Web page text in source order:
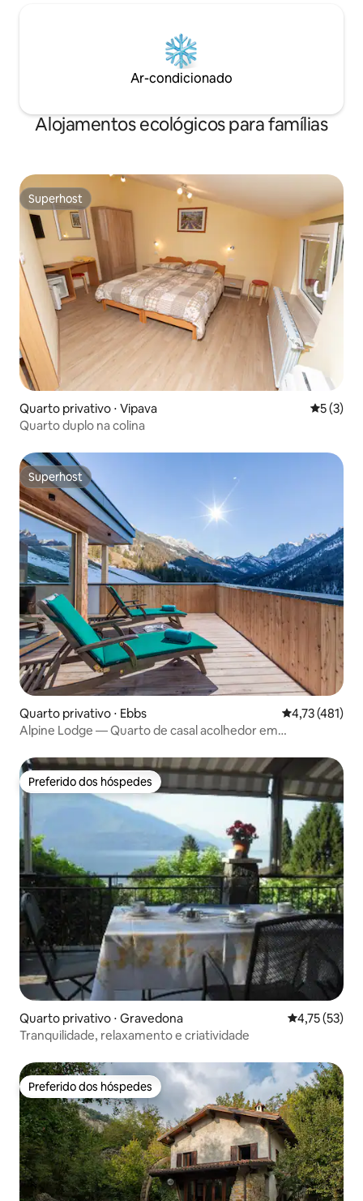
Ar-condicionado
Alojamentos ecológicos para famílias
Superhost
Superhost
Quarto privativo ⋅ Vipava 5 de
5 (3)
Quarto duplo na colina
Superhost
Superhost
Quarto privativo ⋅ Ebbs 4,73 de uma
4,73 (481)
Alpine Lodge — Quarto de casal acolhedor em
Preferido dos hóspedes
Preferido dos hóspedes
Quarto privativo ⋅ Gravedona 4,75 de uma
4,75 (53)
Tranquilidade, relaxamento e criatividade
Preferido dos hóspedes
Preferido dos hóspedes